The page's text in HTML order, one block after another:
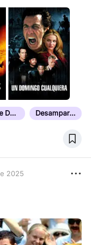
Desde
hasta dramas
de emoción y
Película de Deportes Desamparado/a
2025